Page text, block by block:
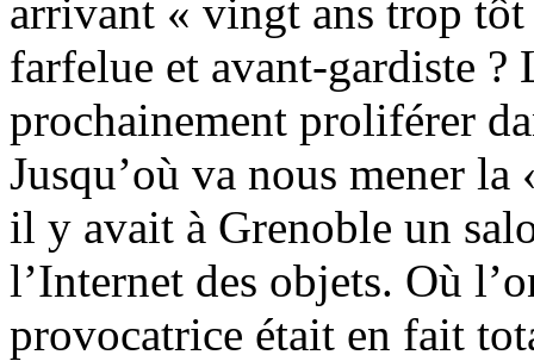
arrivant « vingt ans trop
farfelue et avant-gardiste ?
prochainement proliférer
Jusqu’où va nous mener
il y avait à Grenoble un
l’Internet des objets. Où
provocatrice était en fait